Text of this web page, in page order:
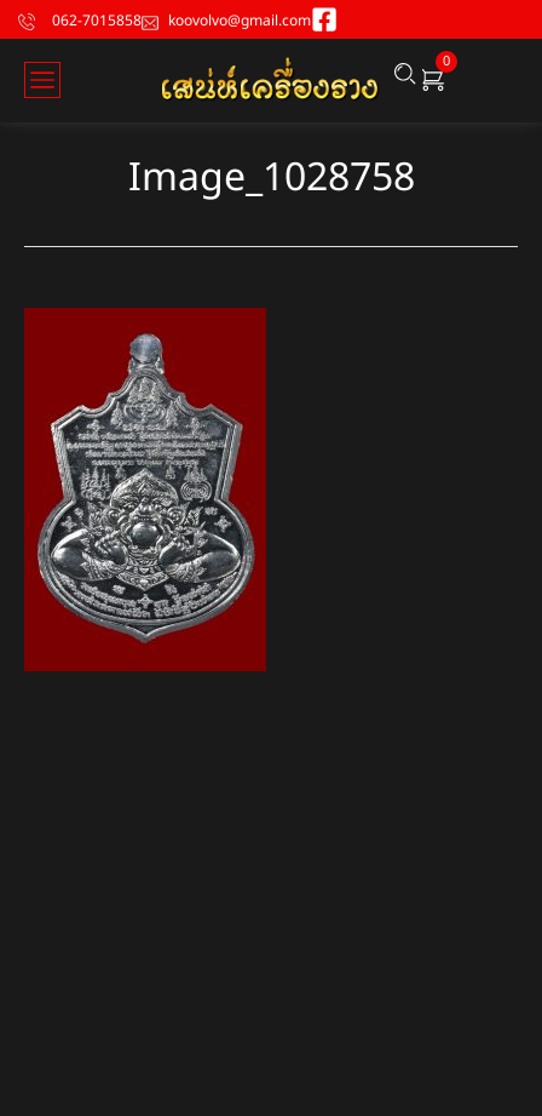
062-7015858 koovolvo@gmail.com
0
Image_1028758